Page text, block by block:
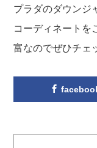
プラダのダウンジ
コーディネートを
富なのでぜひチェ